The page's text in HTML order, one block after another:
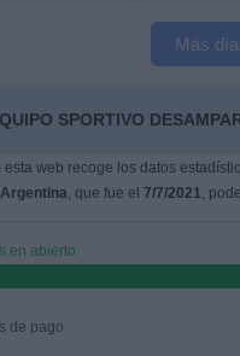
Más
SPORTIVO
esta web recoge los datos
Argentina, que fue el 7/7/2021,
en abierto
de pago